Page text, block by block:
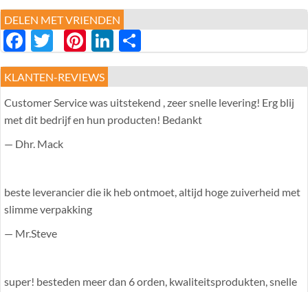
DELEN MET VRIENDEN
Facebook
Twitter
Pinterest
LinkedIn
享
KLANTEN-REVIEWS
Customer Service was uitstekend , zeer snelle levering! Erg blij
met dit bedrijf en hun producten! Bedankt
— Dhr. Mack
beste leverancier die ik heb ontmoet, altijd hoge zuiverheid met
slimme verpakking
— Mr.Steve
super! besteden meer dan 6 orden, kwaliteitsprodukten, snelle